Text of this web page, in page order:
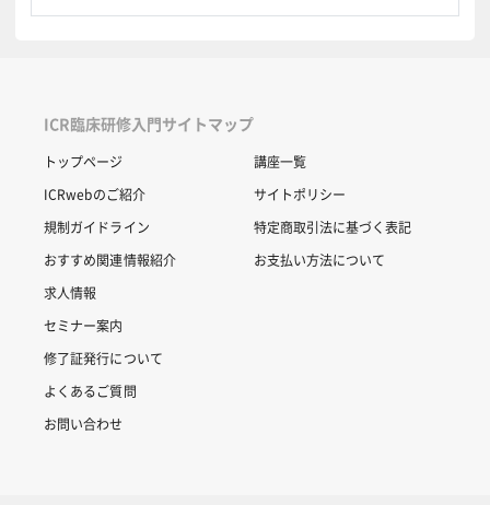
ICR臨床研修入門サイトマップ
トップページ
ICRwebのご紹介
規制ガイドライン
おすすめ関連情報紹介
求人情報
セミナー案内
修了証発行について
よくあるご質問
お問い合わせ
講座一覧
サイトポリシー
特定商取引法に基づく表記
お支払い方法について